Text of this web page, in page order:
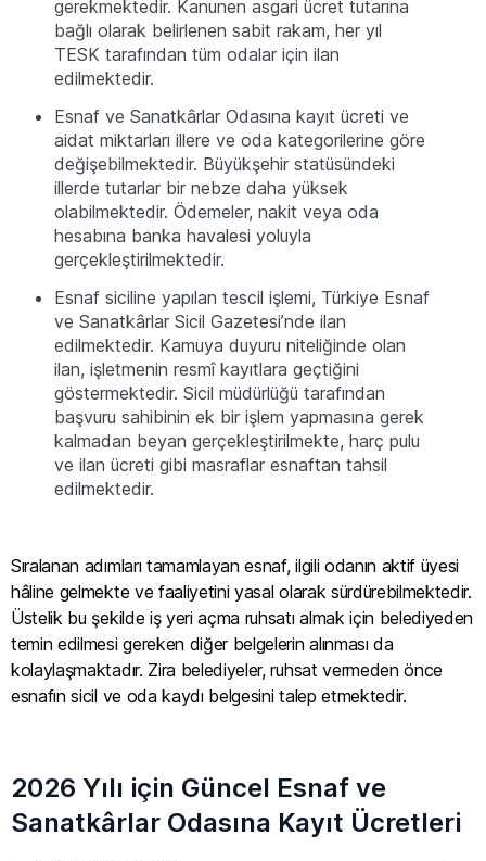
gerekmektedir. Kanunen asgari ücret tutarına
bağlı olarak belirlenen sabit rakam, her yıl
TESK tarafından tüm odalar için ilan
edilmektedir.
Esnaf ve Sanatkârlar Odasına kayıt ücreti ve
aidat miktarları illere ve oda kategorilerine göre
değişebilmektedir. Büyükşehir statüsündeki
illerde tutarlar bir nebze daha yüksek
olabilmektedir. Ödemeler, nakit veya oda
hesabına banka havalesi yoluyla
gerçekleştirilmektedir.
Esnaf siciline yapılan tescil işlemi, Türkiye Esnaf
ve Sanatkârlar Sicil Gazetesi’nde ilan
edilmektedir. Kamuya duyuru niteliğinde olan
ilan, işletmenin resmî kayıtlara geçtiğini
göstermektedir. Sicil müdürlüğü tarafından
başvuru sahibinin ek bir işlem yapmasına gerek
kalmadan beyan gerçekleştirilmekte, harç pulu
ve ilan ücreti gibi masraflar esnaftan tahsil
edilmektedir.
Sıralanan adımları tamamlayan esnaf, ilgili odanın aktif üyesi
hâline gelmekte ve faaliyetini yasal olarak sürdürebilmektedir.
Üstelik bu şekilde iş yeri açma ruhsatı almak için belediyeden
temin edilmesi gereken diğer belgelerin alınması da
kolaylaşmaktadır. Zira belediyeler, ruhsat vermeden önce
esnafın sicil ve oda kaydı belgesini talep etmektedir.
2026 Yılı için Güncel Esnaf ve
Sanatkârlar Odasına Kayıt Ücretleri